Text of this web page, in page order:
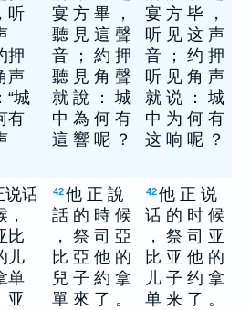
听
押
声
“城
有
宴 方 畢 ，
聽 見 這 聲
音 ； 約 押
聽 見 角 聲
就 說 ： 城
中 為 何 有
這 響 呢 ？
宴 方 毕 ，
听 见 这 声
音 ； 约 押
听 见 角 声
就 说 ： 城
中 为 何 有
这 响 呢 ？
说话
，
比
儿
单
亚
42他 正 說
話 的 時 候
， 祭 司 亞
比 亞 他 的
兒 子 約 拿
單 來 了 。
42他 正 说
话 的 时 候
， 祭 司 亚
比 亚 他 的
儿 子 约 拿
单 来 了 。